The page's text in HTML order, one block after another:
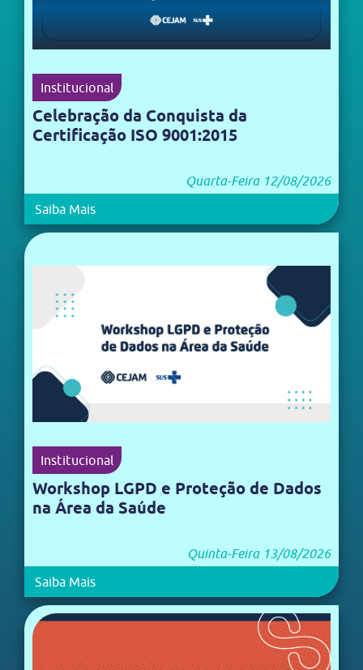
Institucional
Celebração da Conquista da
Certificação ISO 9001:2015
Quarta-Feira 12/08/2026
Saiba Mais
Institucional
Workshop LGPD e Proteção de Dados
na Área da Saúde
Quinta-Feira 13/08/2026
Saiba Mais